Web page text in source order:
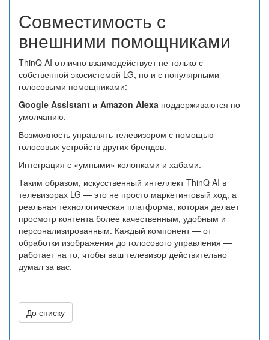
Совместимость с
внешними помощниками
ThinQ AI отлично взаимодействует не только с
собственной экосистемой LG, но и с популярными
голосовыми помощниками:
Google Assistant и Amazon Alexa поддерживаются по
умолчанию.
Возможность управлять телевизором с помощью
голосовых устройств других брендов.
Интеграция с «умными» колонками и хабами.
Таким образом, искусственный интеллект ThinQ AI в
телевизорах LG — это не просто маркетинговый ход, а
реальная технологическая платформа, которая делает
просмотр контента более качественным, удобным и
персонализированным. Каждый компонент — от
обработки изображения до голосового управления —
работает на то, чтобы ваш телевизор действительно
думал за вас.
До списку